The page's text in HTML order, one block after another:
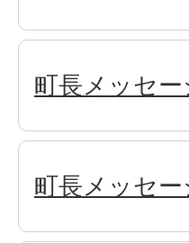
町長メッセ
町長メッセ